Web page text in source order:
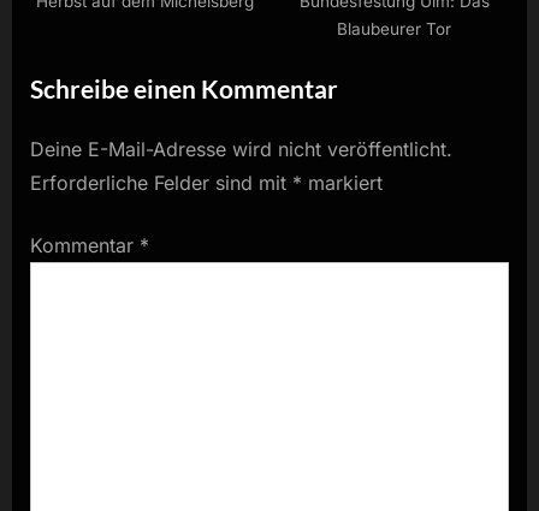
Blaubeurer Tor
Schreibe einen Kommentar
Deine E-Mail-Adresse wird nicht veröffentlicht.
Erforderliche Felder sind mit * markiert
Kommentar *